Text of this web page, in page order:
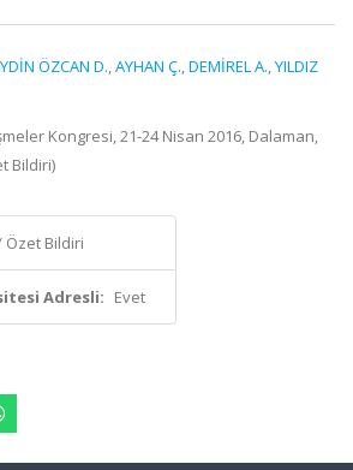
ÖZCAN D.,AYHAN Ç.,DEMİREL A.,YILDIZ
Kongresi, 21-24 Nisan 2016, Dalaman,
Bildiri)
Özet Bildiri
Adresli: Evet